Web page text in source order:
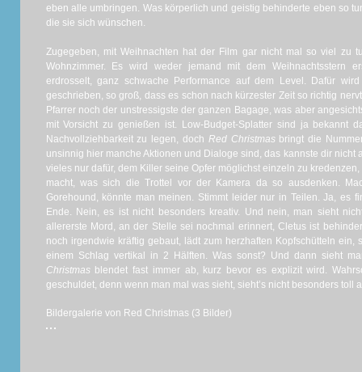
eben alle umbringen. Was körperlich und geistig behinderte eben so
die sie sich wünschen.
Zugegeben, mit Weihnachten hat der Film gar nicht mal so viel zu
Wohnzimmer. Es wird weder jemand mit dem Weihnachtsstern
erdrosselt, ganz schwache Performance auf dem Level. Dafür
geschrieben, so groß, dass es schon nach kürzester Zeit so richtig
Pfarrer noch der unstressigste der ganzen Bagage, was aber
mit Vorsicht zu genießen ist. Low-Budget-Splatter sind ja bekannt
Nachvollziehbarkeit zu legen, doch Red Christmasbringt die
unsinnig hier manche Aktionen und Dialoge sind, das kannste dir nicht
vieles nur dafür, dem Killer seine Opfer möglichst einzeln zu
macht, was sich die Trottel vor der Kamera da so ausdenken.
Gorehound, könnte man meinen. Stimmt leider nur in Teilen. Ja, es
Ende. Nein, es ist nicht besonders kreativ. Und nein, man sieht
allererste Mord, an der Stelle sei nochmal erinnert, Cletus ist
noch irgendwie kräftig gebaut, lädt zum herzhaften Kopfschütteln ein,
einem Schlag vertikal in 2 Hälften. Was sonst? Und dann sieht
Christmasblendet fast immer ab, kurz bevor es explizit wird.
geschuldet, denn wenn man mal was sieht, sieht’s nicht besonders toll
Bildergalerie von Red Christmas (3 Bilder)